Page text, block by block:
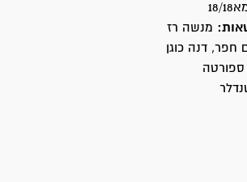
18
מנשה רז
חפר, דנה כוגן
ספורטה